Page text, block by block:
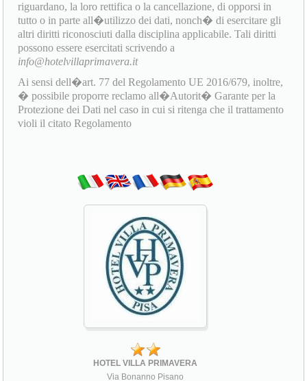
riguardano, la loro rettifica o la cancellazione, di opporsi in
tutto o in parte all�utilizzo dei dati, nonch� di esercitare gli
altri diritti riconosciuti dalla disciplina applicabile. Tali diritti
possono essere esercitati scrivendo a
info@hotelvillaprimavera.it
Ai sensi dell�art. 77 del Regolamento UE 2016/679, inoltre,
� possibile proporre reclamo all�Autorit� Garante per la
Protezione dei Dati nel caso in cui si ritenga che il trattamento
violi il citato Regolamento
HOTEL VILLA PRIMAVERA
Via Bonanno Pisano